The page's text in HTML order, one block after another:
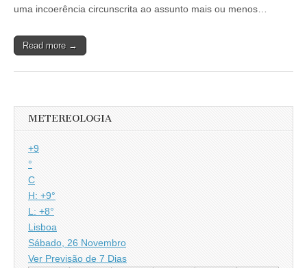
uma incoerência circunscrita ao assunto mais ou menos…
Read more →
METEREOLOGIA
+9
°
C
H: +9°
L: +8°
Lisboa
Sábado, 26 Novembro
Ver Previsão de 7 Dias